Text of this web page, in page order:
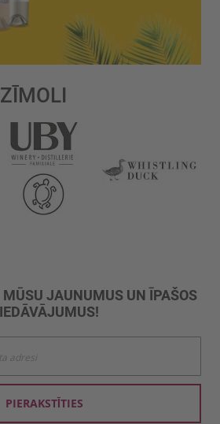
JAUNUMUS UN ĪPAŠOS
PIERAKSTĪTIES